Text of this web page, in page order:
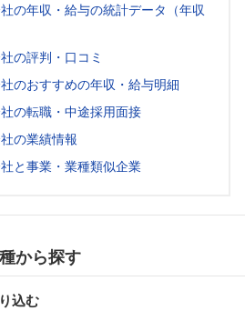
の年収・給与の統計データ（年収
の評判・口コミ
のおすすめの年収・給与明細
の転職・中途採用面接
の業績情報
と事業・業種類似企業
から探す
込む